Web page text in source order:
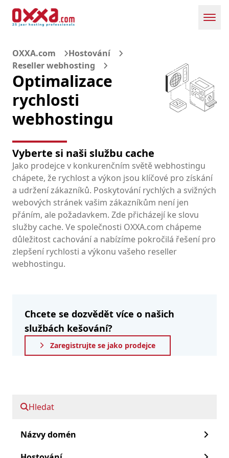
Názvy domén
Hledat
OXXA.com
Hostování
Reseller webhosting
Optimalizace
rychlosti
webhostingu
Vyberte si naši službu cache
Jako prodejce v konkurenčním světě webhostingu
chápete, že rychlost a výkon jsou klíčové pro získání
a udržení zákazníků. Poskytování rychlých a svižných
webových stránek vašim zákazníkům není jen
přáním, ale požadavkem. Zde přicházejí ke slovu
služby cache. Ve společnosti OXXA.com chápeme
důležitost cachování a nabízíme pokročilá řešení pro
zlepšení rychlosti a výkonu vašeho reseller
webhostingu.
Chcete se dozvědět více o našich
službách kešování?
Zaregistrujte se jako prodejce